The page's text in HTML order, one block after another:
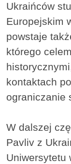
Ukraińców
Europejskim
powstaje
którego
kontaktach
ograniczanie
W dalszej
Pavliv z
Uniwersytetu